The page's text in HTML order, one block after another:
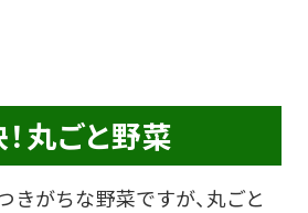
丸ごと野菜
きがちな野菜ですが、丸ごと